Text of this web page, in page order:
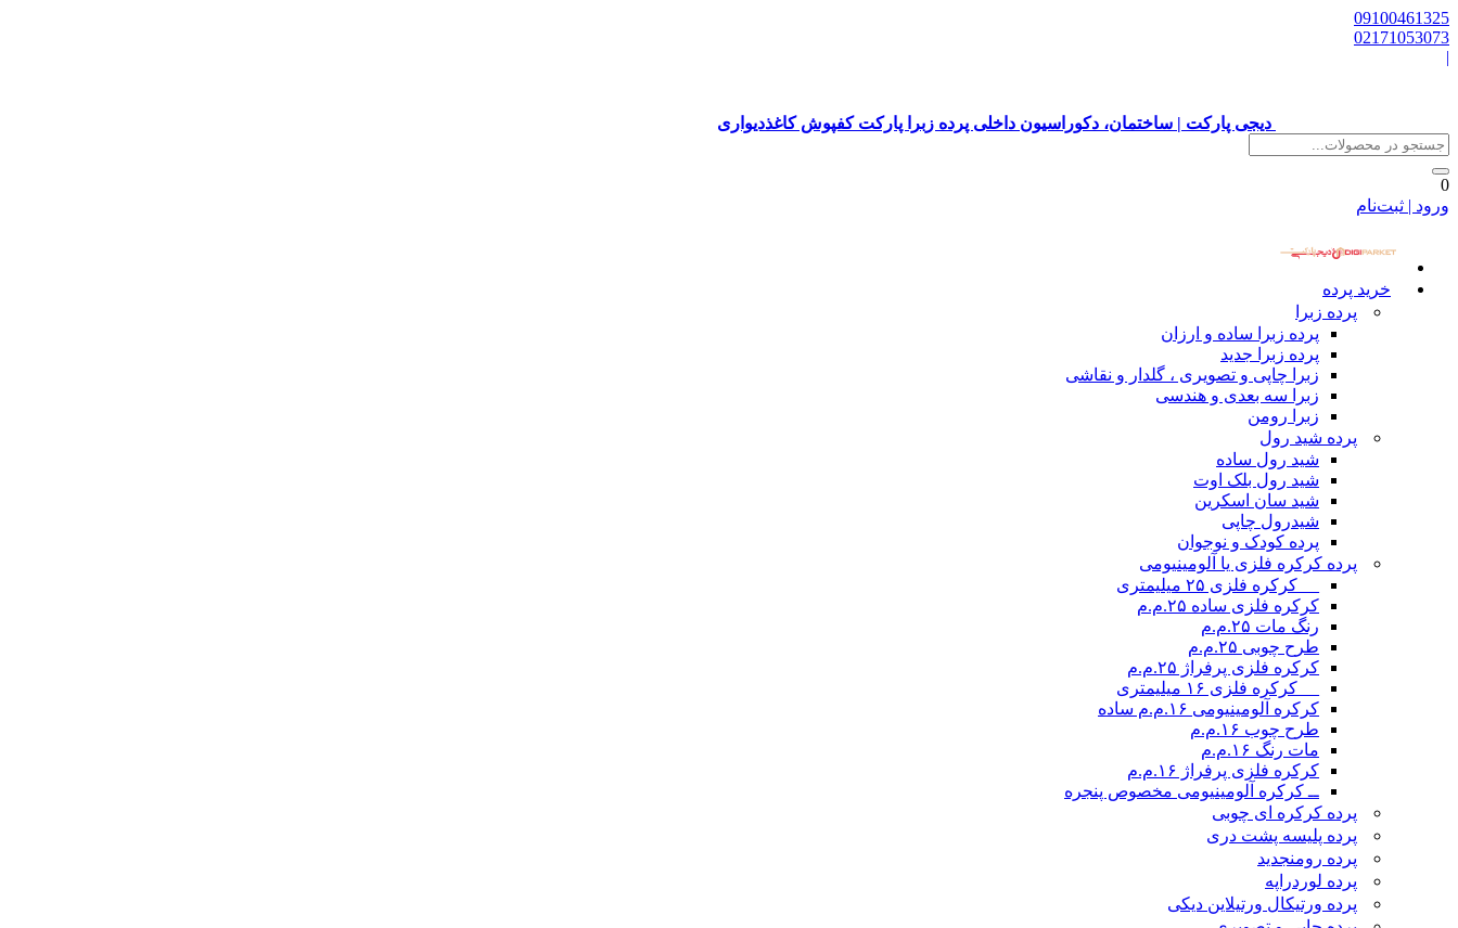
09100461325
02171053073
|
دیجی پارکت | ساختمان، دکوراسیون داخلی پرده زبرا پارکت کفپوش کاغذدیواری
0
ورود | ثبت‌نام
خرید پرده
پرده زبرا
پرده زبرا ساده و ارزان
پرده زبرا جدید
زبرا چاپی و تصویری ، گلدار و نقاشی
زبرا سه بعدی و هندسی
زبرا رومن
پرده شید رول
شید رول ساده
شید رول بلک اوت
شید سان اسکرین
شیدرول چاپی
پرده کودک و نوجوان
پرده کرکره فلزی یا آلومینیومی
__ کرکره فلزی ۲۵ میلیمتری
کرکره فلزی ساده ۲۵.م.م
رنگ مات ۲۵.م.م
طرح چوبی ۲۵.م.م
کرکره فلزی پرفراژ ۲۵.م.م
__ کرکره فلزی ۱۶ میلیمتری
کرکره آلومینیومی ۱۶.م.م ساده
طرح چوب ۱۶.م.م
مات رنگ ۱۶.م.م
کرکره فلزی پرفراژ ۱۶.م.م
ــ کرکره آلومینیومی مخصوص پنجره
پرده کرکره ای چوبی
پرده پلیسه پشت دری
پرده رومنجدید
پرده لوردراپه
پرده ورتیکال ورتیلاین دیکی